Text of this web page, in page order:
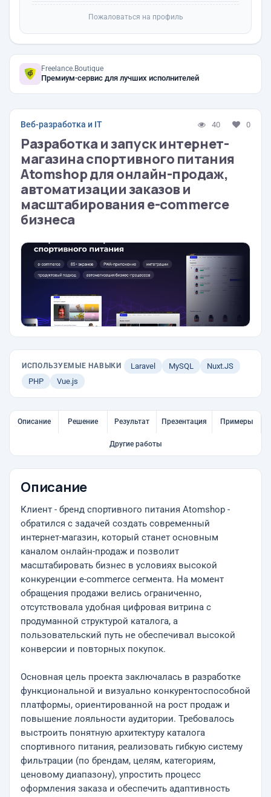
Пожаловаться на профиль
Freelance.Boutique
Премиум-сервис для лучших исполнителей
Веб-разработка и IT 40 0
Разработка и запуск интернет-
магазина спортивного питания
Atomshop для онлайн-продаж,
автоматизации заказов и
масштабирования e-commerce
бизнеса
ИСПОЛЬЗУЕМЫЕ НАВЫКИ Laravel MySQL
Nuxt.JS
PHP
Vue.js
Описание Решение Результат Презентация Примеры
Другие работы
Описание
Клиент - бренд спортивного питания Atomshop -
обратился с задачей создать современный
интернет-магазин, который станет основным
каналом онлайн-продаж и позволит
масштабировать бизнес в условиях высокой
конкуренции e-commerce сегмента. На момент
обращения продажи велись ограниченно,
отсутствовала удобная цифровая витрина с
продуманной структурой каталога, а
пользовательский путь не обеспечивал высокой
конверсии и повторных покупок.
Основная цель проекта заключалась в разработке
функциональной и визуально конкурентоспособной
платформы, ориентированной на рост продаж и
повышение лояльности аудитории. Требовалось
выстроить понятную архитектуру каталога
спортивного питания, реализовать гибкую систему
фильтрации (по брендам, целям, категориям,
ценовому диапазону), упростить процесс
оформления заказа и обеспечить адаптивность